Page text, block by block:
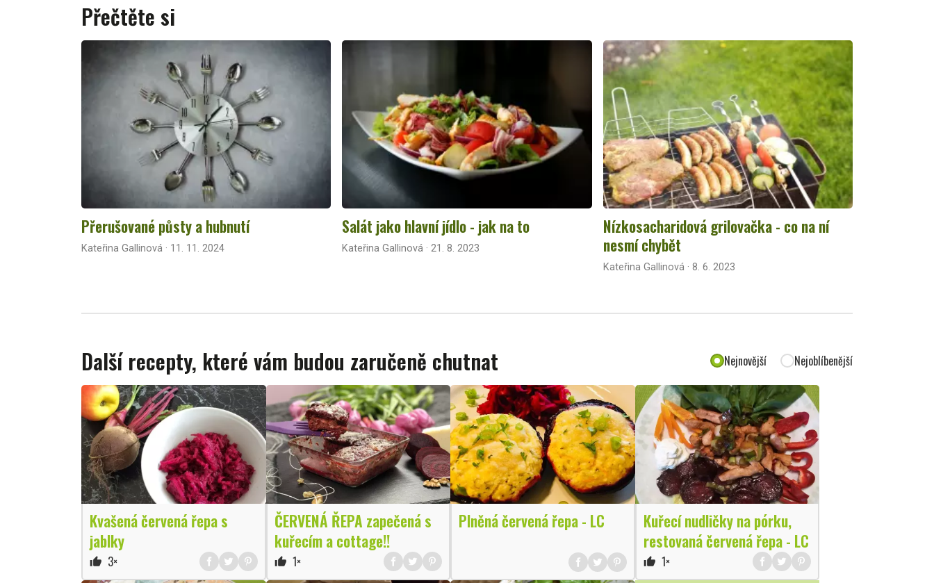
Přečtěte si
Přerušované půsty a hubnutí
Kateřina Gallinová · 11. 11. 2024
Salát jako hlavní jídlo - jak na to
Kateřina Gallinová · 21. 8. 2023
Nízkosacharidová grilovačka - co na ní
nesmí chybět
Kateřina Gallinová · 8. 6. 2023
Další recepty, které vám budou zaručeně chutnat Nejnovější Nejoblíbenější
Kvašená červená řepa s
jablky
thumb_up 3×
ČERVENÁ ŘEPA zapečená s
kuřecím a cottage!!
thumb_up 1×
Plněná červená řepa - LC
Kuřecí nudličky na pórku,
restovaná červená řepa - LC
thumb_up 1×